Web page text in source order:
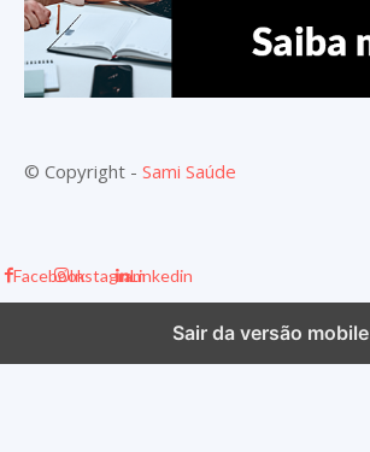
© Copyright - Sami Saúde
FacebookInstagramLinkedin
Sair da versão mobile